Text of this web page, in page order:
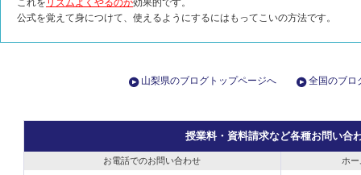
これを リズムよくやるのが効果的です。
公式を覚えて身につけて、使えるようにするにはもってこいの方法です。
山梨県のブログトップページへ 全国のブロ
授業料・資料請求など各種お問い合
お電話でのお問い合わせ ホ